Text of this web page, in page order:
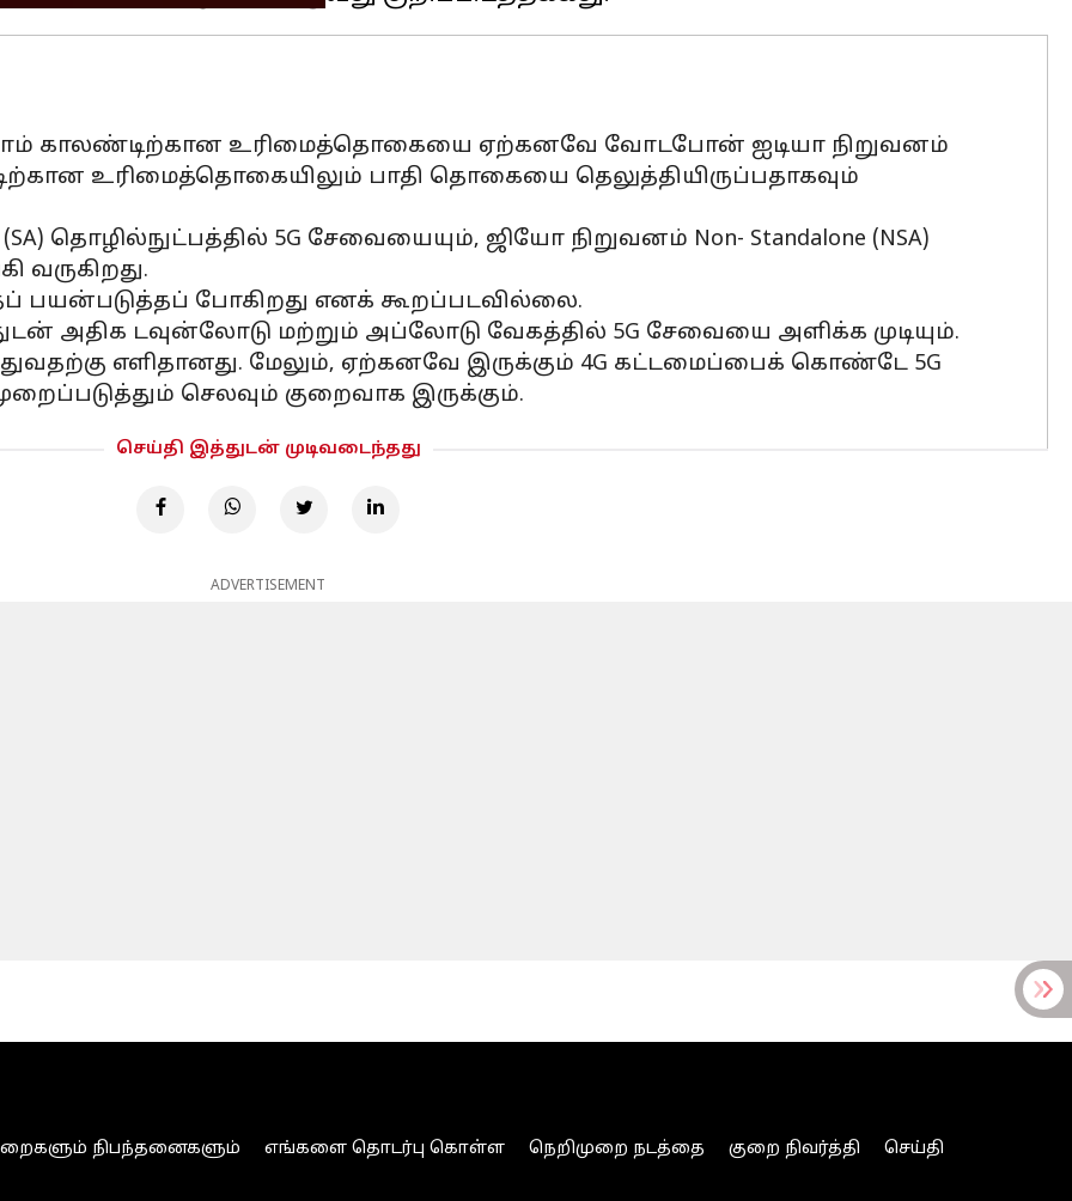
காலண்டிற்கான உரிமைத்தொகையை ஏற்கனவே வோடபோன் ஐடியா நிறுவனம்
உரிமைத்தொகையிலும் பாதி தொகையை தெலுத்தியிருப்பதாகவும்
தொழில்நுட்பத்தில் 5G சேவையையும், ஜியோ நிறுவனம் Non- Standalone (NSA)
வருகிறது.
போகிறது எனக் கூறப்படவில்லை.
அதிக டவுன்லோடு மற்றும் அப்லோடு வேகத்தில் 5G சேவையை அளிக்க முடியும்.
எளிதானது. மேலும், ஏற்கனவே இருக்கும் 4G கட்டமைப்பைக் கொண்டே 5G
செலவும் குறைவாக இருக்கும்.
செய்தி இத்துடன் முடிவடைந்தது
ADVERTISEMENT
நிபந்தனைகளும் எங்களை தொடர்பு கொள்ள நெறிமுறை நடத்தை குறை நிவர்த்தி
செய்தி